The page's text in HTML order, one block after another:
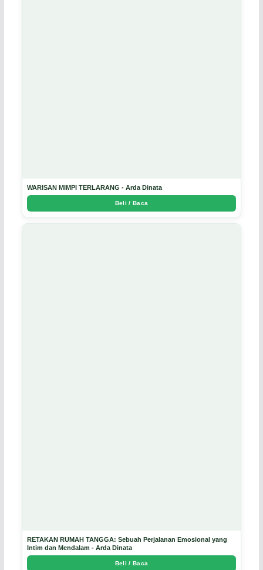
WARISAN MIMPI TERLARANG - Arda Dinata
Beli / Baca
RETAKAN RUMAH TANGGA: Sebuah Perjalanan Emosional yang
Intim dan Mendalam - Arda Dinata
Beli / Baca